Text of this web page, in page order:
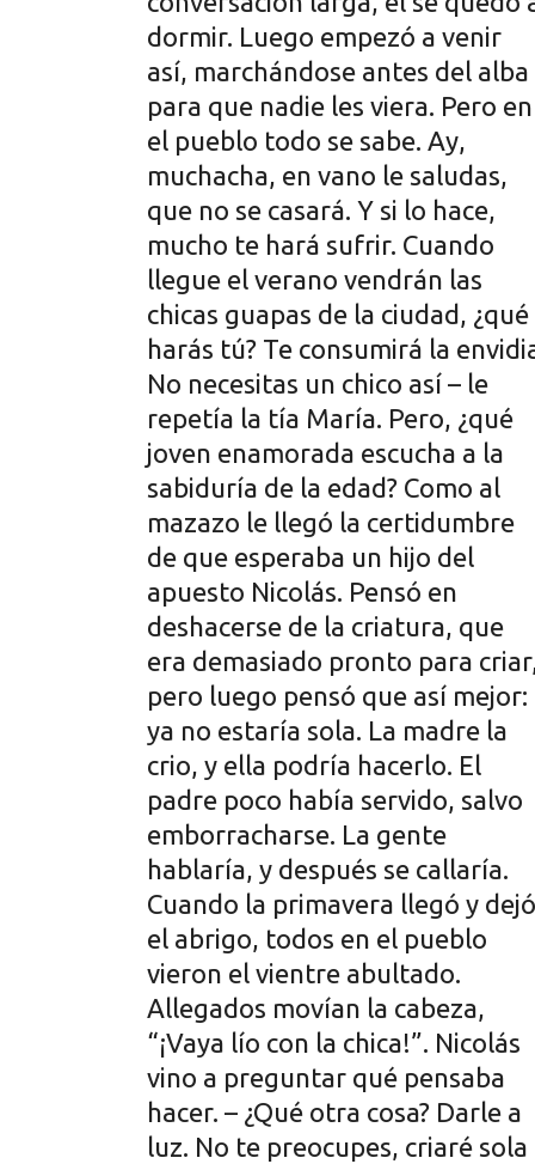
dormir. Luego empezó a venir
así, marchándose antes del alba
para que nadie les viera. Pero en
el pueblo todo se sabe. Ay,
muchacha, en vano le saludas,
que no se casará. Y si lo hace,
mucho te hará sufrir. Cuando
llegue el verano vendrán las
chicas guapas de la ciudad, ¿qué
harás tú? Te consumirá la
No necesitas un chico así – le
repetía la tía María. Pero, ¿qué
joven enamorada escucha a la
sabiduría de la edad? Como al
mazazo le llegó la certidumbre
de que esperaba un hijo del
apuesto Nicolás. Pensó en
deshacerse de la criatura, que
era demasiado pronto para
pero luego pensó que así mejor:
ya no estaría sola. La madre la
crio, y ella podría hacerlo. El
padre poco había servido, salvo
emborracharse. La gente
hablaría, y después se callaría.
Cuando la primavera llegó y dejó
el abrigo, todos en el pueblo
vieron el vientre abultado.
Allegados movían la cabeza,
“¡Vaya lío con la chica!”. Nicolás
vino a preguntar qué pensaba
hacer. – ¿Qué otra cosa? Darle a
luz. No te preocupes, criaré sola